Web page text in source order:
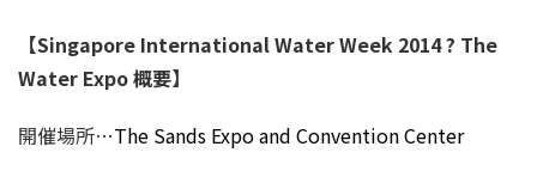
【Singapore International Water Week 2014 ? The
Water Expo 概要】
開催場所…The Sands Expo and Convention Center